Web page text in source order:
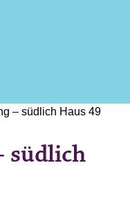
– südlich Haus 49
südlich